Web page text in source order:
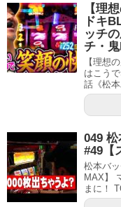
【理
ドキ
ッチ
チ・
【理想
はこう
話《松
049 松
#49【
松本バ
MAX】
まに！